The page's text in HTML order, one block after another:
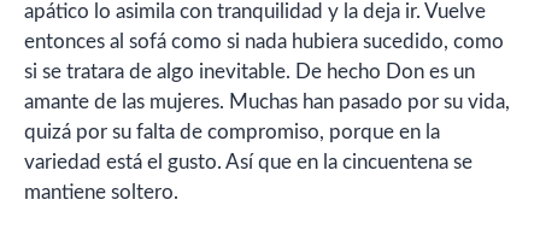
apático lo asimila con tranquilidad y la deja ir. Vuelve
entonces al sofá como si nada hubiera sucedido, como
si se tratara de algo inevitable. De hecho Don es un
amante de las mujeres. Muchas han pasado por su vida,
quizá por su falta de compromiso, porque en la
variedad está el gusto. Así que en la cincuentena se
mantiene soltero.